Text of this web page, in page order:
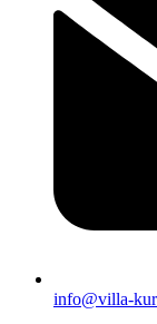
info@villa-